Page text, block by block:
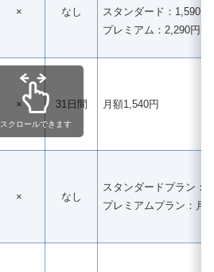
× なし
スタンダード：1,590円
プレミアム：2,290円
× 31日間 月額1,540円
× なし
スタンダードプラン：
プレミアムプラン：月
スクロールできます